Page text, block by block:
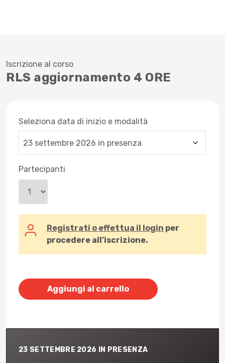
Iscrizione al corso
RLS aggiornamento 4 ORE
Seleziona data di inizio e modalità
Partecipanti
Registrati o effettua il login per
procedere all’iscrizione.
Aggiungi al carrello
23 SETTEMBRE 2026 IN PRESENZA